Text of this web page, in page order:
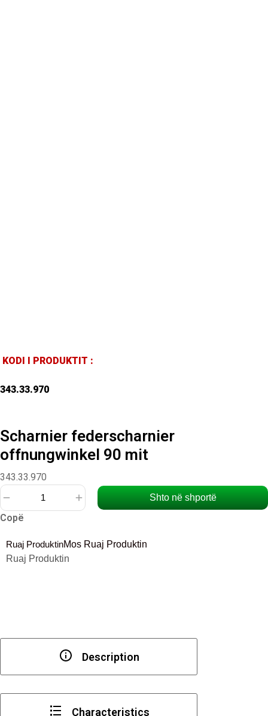
KODI I PRODUKTIT :
343.33.970
Scharnier federscharnier
offnungwinkel 90 mit
343.33.970
Scharnier
offnungwinkel
90
Shto në shportë
Copë
Ruaj ProduktinMos Ruaj Produktin
Ruaj Produktin
Description
Characteristics